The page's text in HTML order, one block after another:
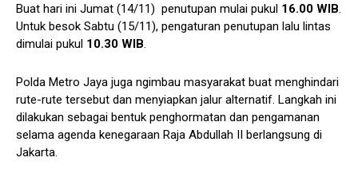
Buat hari ini Jumat (14/11) penutupan mulai pukul 16.00 WIB.
Untuk besok Sabtu (15/11), pengaturan penutupan lalu lintas
dimulai pukul 10.30 WIB.
Polda Metro Jaya juga ngimbau masyarakat buat menghindari
rute-rute tersebut dan menyiapkan jalur alternatif. Langkah ini
dilakukan sebagai bentuk penghormatan dan pengamanan
selama agenda kenegaraan Raja Abdullah II berlangsung di
Jakarta.